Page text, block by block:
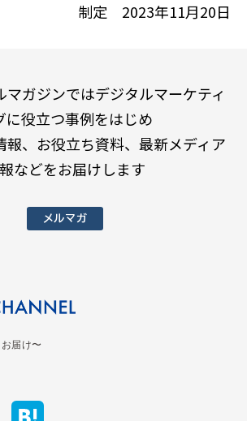
制定 2023年11月20日
マガジンではデジタルマーケティ
に役立つ事例をはじめ
報、お役立ち資料、最新メディア
などをお届けします
メルマガ
届け〜